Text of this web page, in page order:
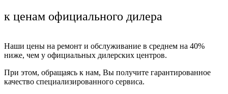
к ценам официального дилера
Наши цены на ремонт и обслуживание в среднем на 40%
ниже, чем у официальных дилерских центров.
При этом, обращаясь к нам, Вы получите гарантированное
качество специализированного сервиса.